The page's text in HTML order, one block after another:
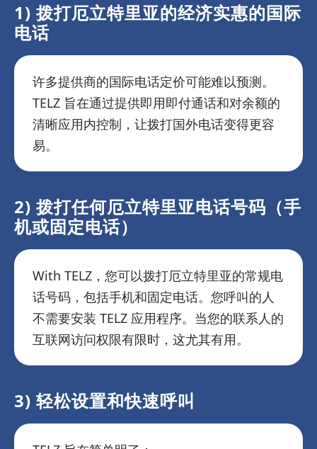
1) 拨打厄立特里亚的经济实惠的国际
电话
许多提供商的国际电话定价可能难以预测。
TELZ 旨在通过提供即用即付通话和对余额的
清晰应用内控制，让拨打国外电话变得更容
易。
2) 拨打任何厄立特里亚电话号码（手
机或固定电话）
With TELZ，您可以拨打厄立特里亚的常规电
话号码，包括手机和固定电话。您呼叫的人
不需要安装 TELZ 应用程序。当您的联系人的
互联网访问权限有限时，这尤其有用。
3) 轻松设置和快速呼叫